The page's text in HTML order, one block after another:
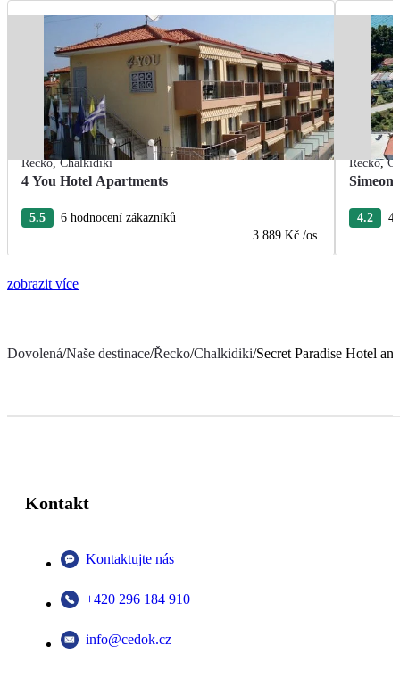
Řecko,Chalkidiki
4 You Hotel Apartments
5.5
6 hodnocení zákazníků
3 889 Kč /os.
Řecko,
Simeon
4.2 4
zobrazit více
Dovolená/Naše destinace/Řecko/Chalkidiki/Secret Paradise Hotel
Kontakt
Kontaktujte nás
+420 296 184 910
info@cedok.cz